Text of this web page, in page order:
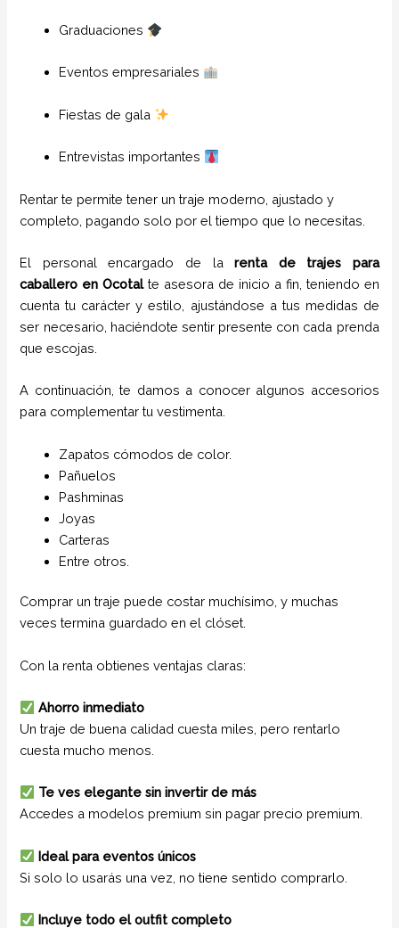
Graduaciones
Eventos empresariales
Fiestas de gala
Entrevistas importantes
Rentar te permite tener un traje moderno, ajustado y
completo, pagando solo por el tiempo que lo necesitas.
El personal encargado de la renta de trajes para
caballero enOcotalte asesora de inicio a fin, teniendo en
cuenta tu carácter y estilo, ajustándose a tus medidas de
ser necesario, haciéndote sentir presente con cada prenda
que escojas.
A continuación, te damos a conocer algunos accesorios
para complementar tu vestimenta.
Zapatos cómodos de color.
Pañuelos
Pashminas
Joyas
Carteras
Entre otros.
Comprar un traje puede costar muchísimo, y muchas
veces termina guardado en el clóset.
Con la renta obtienes ventajas claras:
Ahorro inmediato
Un traje de buena calidad cuesta miles, pero rentarlo
cuesta mucho menos.
Te ves elegante sin invertir de más
Accedes a modelos premium sin pagar precio premium.
Ideal para eventos únicos
Si solo lo usarás una vez, no tiene sentido comprarlo.
Incluye todo el outfit completo